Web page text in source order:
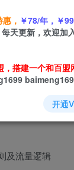
号2025，新人入
及流量逻辑
， ￥78/年，￥
每天更新，欢迎加
，搭建一个和百盟
开通